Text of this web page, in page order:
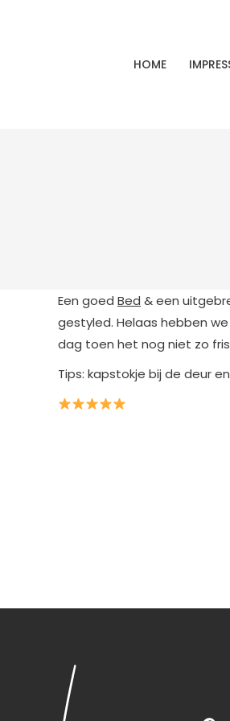
HOME
Een goed Bed & een
gestyled. Helaas hebben
dag toen het nog niet zo
Tips: kapstokje bij de deur
wij een heerlijk
Wat een zalige